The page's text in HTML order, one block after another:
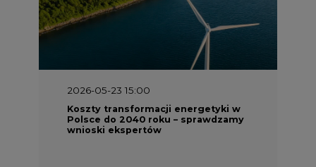
2026-05-23 15:00
Koszty transformacji energetyki w
Polsce do 2040 roku – sprawdzamy
wnioski ekspertów